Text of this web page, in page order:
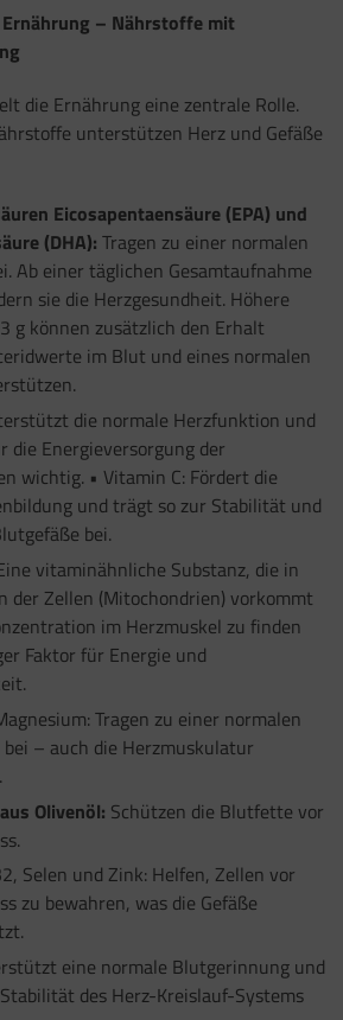
– Nährstoffe mit
die Ernährung eine zentrale Rolle.
unterstützen Herz und Gefäße
Eicosapentaensäure (EPA) und
(DHA): Tragen zu einer normalen
Ab einer täglichen Gesamtaufnahme
sie die Herzgesundheit. Höhere
g können zusätzlich den Erhalt
im Blut und eines normalen
die normale Herzfunktion und
die Energieversorgung der
wichtig. • Vitamin C: Fördert die
und trägt so zur Stabilität und
bei.
vitaminähnliche Substanz, die in
der Zellen (Mitochondrien) vorkommt
im Herzmuskel zu finden
Faktor für Energie und
Tragen zu einer normalen
– auch die Herzmuskulatur
Olivenöl: Schützen die Blutfette vor
Selen und Zink: Helfen, Zellen vor
zu bewahren, was die Gefäße
eine normale Blutgerinnung und
des Herz-Kreislauf-Systems